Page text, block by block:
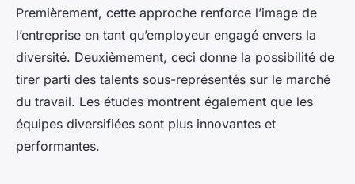
Premièrement, cette approche renforce l’image de
l’entreprise en tant qu’employeur engagé envers la
diversité. Deuxièmement, ceci donne la possibilité de
tirer parti des talents sous-représentés sur le marché
du travail. Les études montrent également que les
équipes diversifiées sont plus innovantes et
performantes.